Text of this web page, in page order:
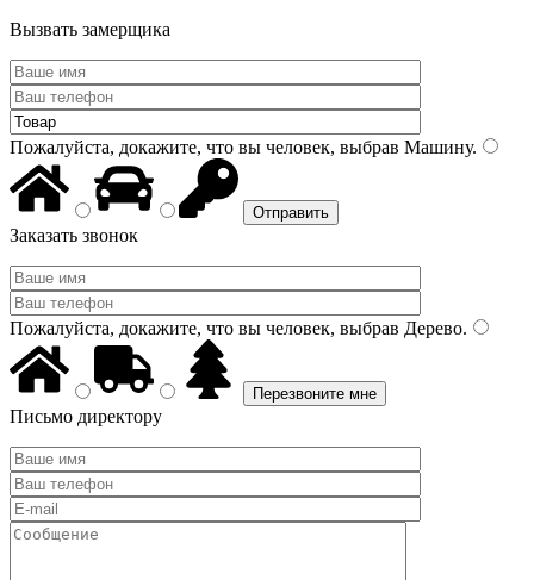
Вызвать замерщика
Пожалуйста, докажите, что вы человек, выбрав Машину.
Заказать звонок
Пожалуйста, докажите, что вы человек, выбрав Дерево.
Письмо директору